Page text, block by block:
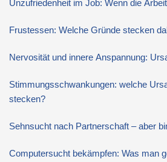
Unzufriedenheit im Job: Wenn die
Frustessen: Welche Gründe stecken
Nervosität und innere Anspannung:
Stimmungsschwankungen: welche
stecken?
Sehnsucht nach Partnerschaft – aber
Computersucht bekämpfen: Was man